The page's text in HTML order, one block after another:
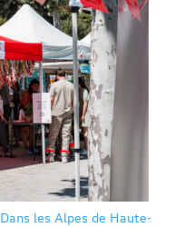
Dans les Alpes de Haute-